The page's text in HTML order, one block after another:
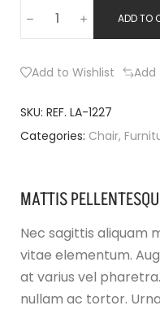
ADD TO
Add to Wishlist
SKU: REF. LA-1227
Categories: Chair,
MATTIS
Nec sagittis aliquam
vitae elementum.
at varius vel
nullam ac tortor.